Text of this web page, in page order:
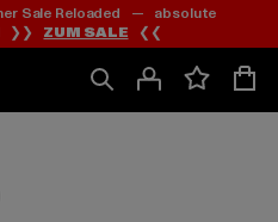
Zum
Inhalt
springen
Zum
Fußzeile
springen
Sale Reloaded — absolute
❯❯ ZUM SALE ❮❮
Zum
Produktraster
springen